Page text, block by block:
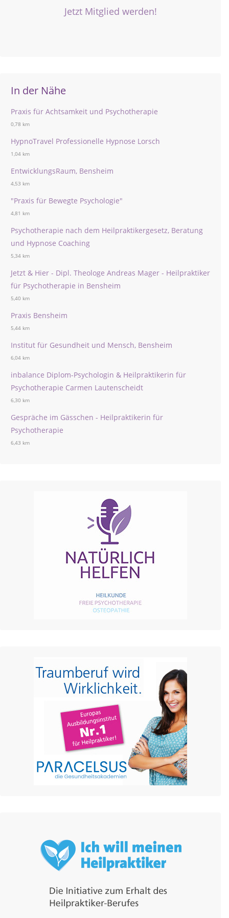
Jetzt Mitglied werden!
In der Nähe
Praxis für Achtsamkeit und Psychotherapie
0,78 km
HypnoTravel Professionelle Hypnose Lorsch
1,04 km
EntwicklungsRaum, Bensheim
4,53 km
"Praxis für Bewegte Psychologie"
4,81 km
Psychotherapie nach dem Heilpraktikergesetz, Beratung
und Hypnose Coaching
5,34 km
Jetzt & Hier - Dipl. Theologe Andreas Mager - Heilpraktiker
für Psychotherapie in Bensheim
5,40 km
Praxis Bensheim
5,44 km
Institut für Gesundheit und Mensch, Bensheim
6,04 km
inbalance Diplom-Psychologin & Heilpraktikerin für
Psychotherapie Carmen Lautenscheidt
6,30 km
Gespräche im Gässchen - Heilpraktikerin für
Psychotherapie
6,43 km